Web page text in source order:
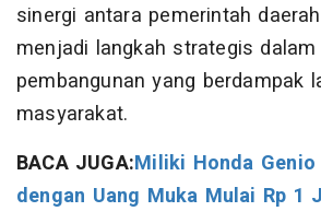
sinergi antara pemerintah
menjadi langkah strategis dalam
pembangunan yang berdampak
masyarakat.
BACA JUGA:Miliki Honda Genio
dengan Uang Muka Mulai Rp 1